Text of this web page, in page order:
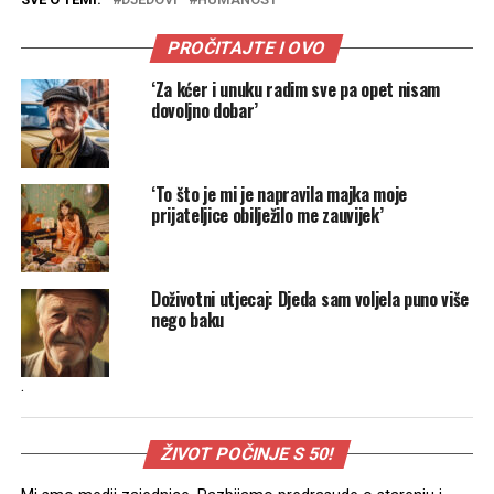
PROČITAJTE I OVO
‘Za kćer i unuku radim sve pa opet nisam
dovoljno dobar’
‘To što je mi je napravila majka moje
prijateljice obilježilo me zauvijek’
Doživotni utjecaj: Djeda sam voljela puno više
nego baku
.
ŽIVOT POČINJE S 50!